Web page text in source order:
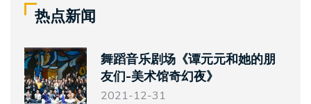
热点新闻
舞蹈音乐剧场《谭元元和她的朋
友们-美术馆奇幻夜》
2021-12-31